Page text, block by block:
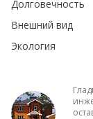
Долговечность
Внешний вид
Экология